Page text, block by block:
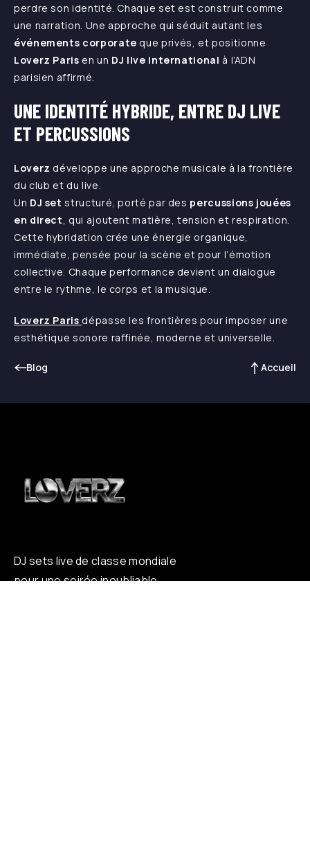
perdre son identité. Chaque set est construit comme
une narration. Une approche qui séduit autant les
événements corporate que privés, et positionne
Loverz Paris en un DJ live international à l’ADN
parisien affirmé.
UNE IDENTITÉ HYBRIDE, ENTRE DJ LIVE
ET PERCUSSIONS
Loverz développe une approche musicale à la frontière
du club et du live.
Un DJ set structuré, porté par des percussions jouées
en direct , qui ajoutent matière, tension et respiration.
Cette hybridation crée une énergie organique,
immédiate, pensée pour la scène et pour l’émotion
collective. Chaque performance devient un dialogue
entre le rythme, le corps et la musique.
Loverz Paris dépasse les frontières pour imposer une
esthétique sonore raffinée, moderne et universelle.
Blog Accueil
DJ sets live de classe mondiale
pour une soirée inoubliable.